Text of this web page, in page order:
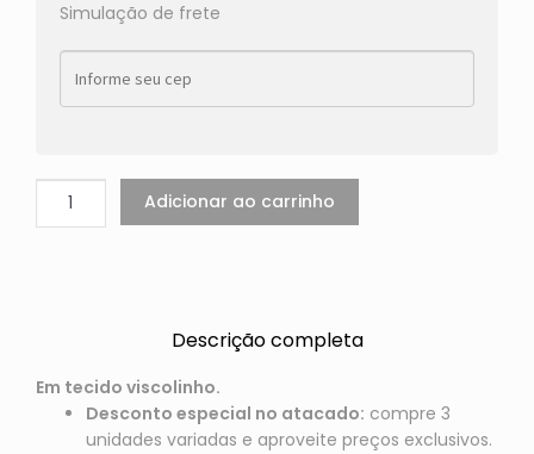
Simulação de frete
Adicionar ao carrinho
Descrição completa
Em tecido viscolinho.
Desconto especial no atacado: compre 3
unidades variadas e aproveite preços exclusivos.